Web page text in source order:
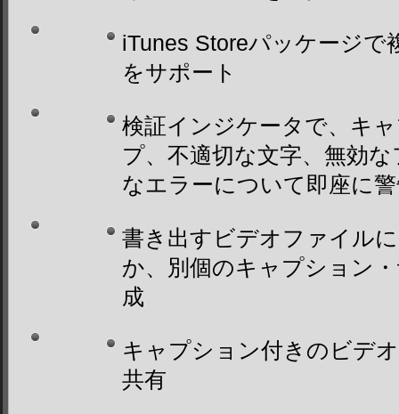
iTunes Storeパッケージで
をサポート
検証インジケータで、キ
プ、不適切な文字、無効
なエラーについて即座に
書き出すビデオファイル
か、別個のキャプション
成
キャプション付きのビデ
共有